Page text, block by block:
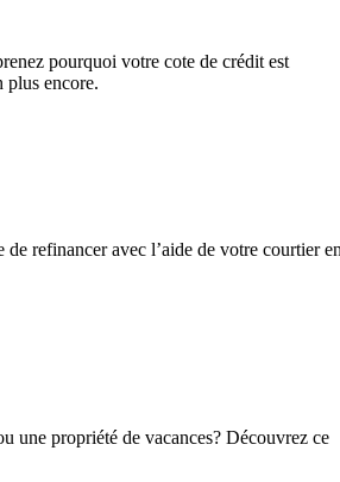
pourquoi votre cote de crédit est
plus encore.
refinancer avec l’aide de votre courtier en
une propriété de vacances? Découvrez ce